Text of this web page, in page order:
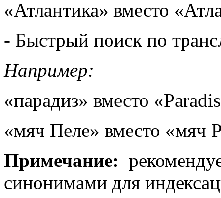
«Атлантика» вместо
- Быстрый поиск по
Например:
«парадиз» вместо
«мяч Пеле» вместо «мяч
Примечание:
синонимами для